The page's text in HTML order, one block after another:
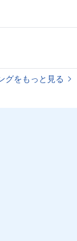
グをもっと見る